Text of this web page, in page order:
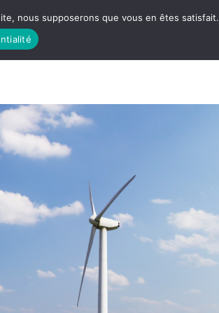
LIFE
nous supposerons que vous en êtes satisfait.